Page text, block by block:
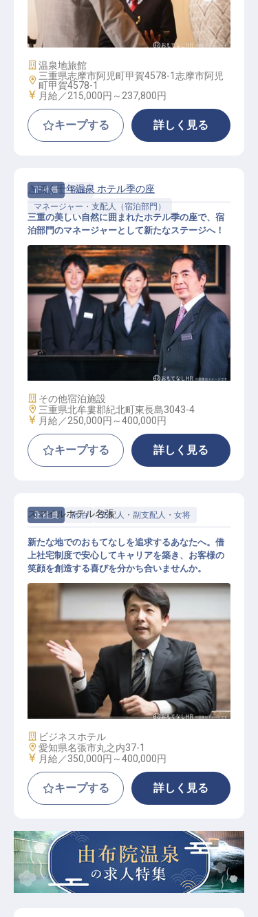
サービス総合職（フロント係）
施設業態
温泉地旅館
勤務地
三重県志摩市阿児町甲賀4578-1志摩市阿児
町甲賀4578-1
給与
月給／215,000円～ 237,800円
キープする 詳しく見る
正社員
宿泊
マネージャー・支配人（宿泊部門）
マネージャー・支配人（宿泊部門）
きほく千年温泉 ホテル季の座
三重の美しい自然に囲まれたホテル季の座で、宿
泊部門のマネージャーとして新たなステージへ！
施設業態
その他宿泊施設
勤務地
三重県北牟婁郡紀北町東長島3043-4
給与
月給／250,000円～400,000円
キープする 詳しく見る
正社員 宿泊 支配人・副支配人・女将
支配人候補
スマイルホテル名張
新たな地でのおもてなしを追求するあなたへ。借
上社宅制度で安心してキャリアを築き、お客様の
笑顔を創造する喜びを分かち合いませんか。
施設業態
ビジネスホテル
勤務地
愛知県名張市丸之内37-1
給与
月給／350,000円～400,000円
キープする 詳しく見る